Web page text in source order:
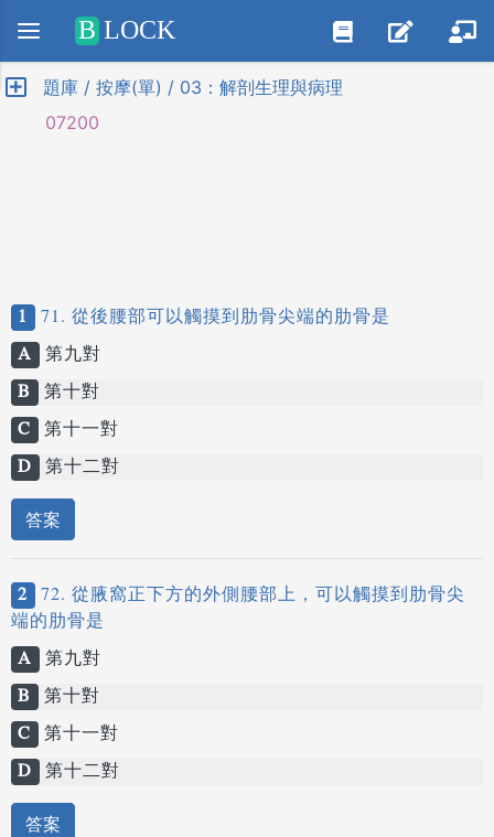
Positive SSL
B LOCK
題庫 / 按摩(單) / 03：解剖生理與病理
07200
1 71. 從後腰部可以觸摸到肋骨尖端的肋骨是
A 第九對
B 第十對
C 第十一對
D 第十二對
答案
2 72. 從腋窩正下方的外側腰部上，可以觸摸到肋骨尖
端的肋骨是
A 第九對
B 第十對
C 第十一對
D 第十二對
答案